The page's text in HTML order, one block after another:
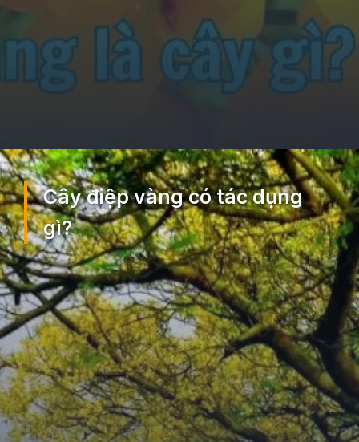
Đang mởhttps://ocopaz.vn/cay-diep-vang-217
Cây điệp vàng có tác dụng
gì?